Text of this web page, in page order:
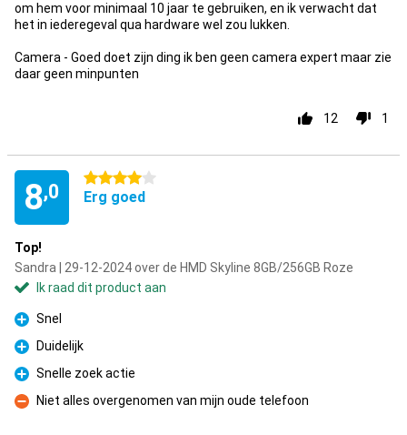
om hem voor minimaal 10 jaar te gebruiken, en ik verwacht dat
het in iederegeval qua hardware wel zou lukken.
Camera - Goed doet zijn ding ik ben geen camera expert maar zie
daar geen minpunten
12 1
8,0
4 sterren
Erg goed
Top!
Sandra | 29-12-2024 over de HMD Skyline 8GB/256GB Roze
Ik raad dit product aan
Pluspunt
Snel
Pluspunt
Duidelijk
Pluspunt
Snelle zoek actie
Minpunt
Niet alles overgenomen van mijn oude telefoon